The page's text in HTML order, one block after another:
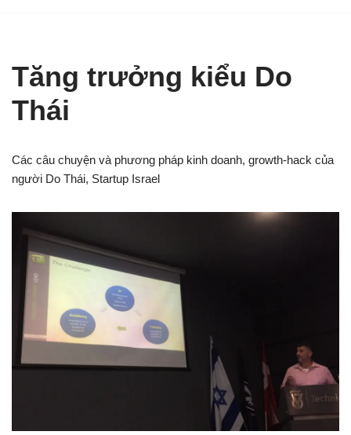
Tăng trưởng kiểu Do
Thái
Các câu chuyện và phương pháp kinh doanh, growth-hack của
người Do Thái, Startup Israel